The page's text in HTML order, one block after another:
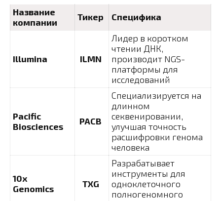
Название
компании
Тикер Специфика
Illumina ILMN
Лидер в коротком
чтении ДНК,
производит NGS-
платформы для
исследований
Pacific
Biosciences
PACB
Специализируется на
длинном
секвенировании,
улучшая точность
расшифровки генома
человека
10x
Genomics
TXG
Разрабатывает
инструменты для
одноклеточного
полногеномного